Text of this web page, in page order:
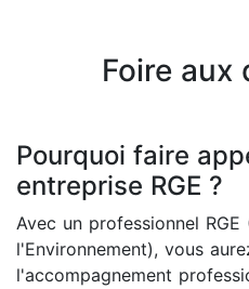
Foire aux
Pourquoi faire
entreprise RGE ?
Avec un professionnel RGE
l'Environnement), vous
l'accompagnement